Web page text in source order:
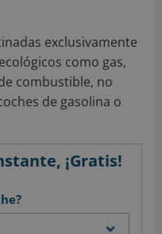
exclusivamente
como gas,
combustible, no
de gasolina o
¡Gratis!